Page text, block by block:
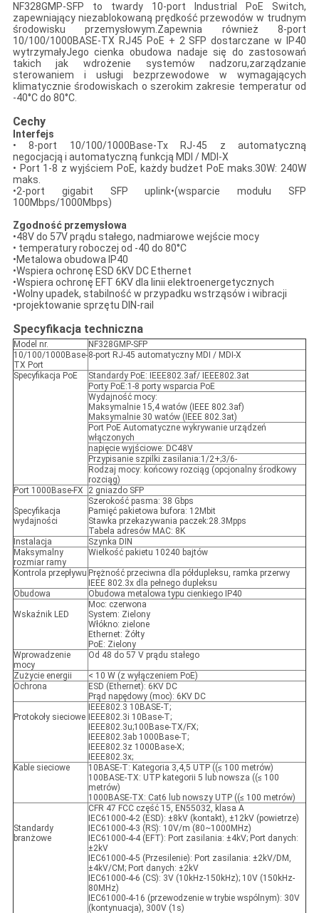
NF328GMP-SFP to twardy 10-port Industrial PoE Switch,
zapewniający niezablokowaną prędkość przewodów w trudnym
środowisku przemysłowym.Zapewnia również 8-port
10/100/1000BASE-TX RJ45 PoE + 2 SFP dostarczane w IP40
wytrzymałyJego cienka obudowa nadaje się do zastosowań
takich jak wdrożenie systemów nadzoru,zarządzanie
sterowaniem i usługi bezprzewodowe w wymagających
klimatycznie środowiskach o szerokim zakresie temperatur od
-40°C do 80°C.
Cechy
Interfejs
• 8-port 10/100/1000Base-Tx RJ-45 z automatyczną
negocjacją i automatyczną funkcją MDI / MDI-X
• Port 1-8 z wyjściem PoE, każdy budżet PoE maks.30W: 240W
maks.
•2-port gigabit SFP uplink•(wsparcie modułu SFP
100Mbps/1000Mbps)
Zgodność przemysłowa
•48V do 57V prądu stałego, nadmiarowe wejście mocy
• temperatury roboczej od -40 do 80°C
•Metalowa obudowa IP40
•Wspiera ochronę ESD 6KV DC Ethernet
•Wspiera ochronę EFT 6KV dla linii elektroenergetycznych
•Wolny upadek, stabilność w przypadku wstrząsów i wibracji
•projektowanie sprzętu DIN-rail
Specyfikacja techniczna
Model nr.
NF328GMP-SFP
10/100/1000Base-
TX Port
8-port RJ-45 automatyczny MDI / MDI-X
Specyfikacja PoE
Standardy PoE: IEEE802.3af/ IEEE802.3at
Porty PoE:1-8 porty wsparcia PoE
Wydajność mocy:
Maksymalnie 15,4 watów (IEEE 802.3af)
Maksymalnie 30 watów (IEEE 802.3at)
Port PoE Automatyczne wykrywanie urządzeń
włączonych
napięcie wyjściowe: DC48V
Przypisanie szpilki zasilania:1/2+;3/6-
Rodzaj mocy: końcowy rozciąg (opcjonalny środkowy
rozciąg)
Port 1000Base-FX
2 gniazdo SFP
Specyfikacja
wydajności
Szerokość pasma: 38 Gbps
Pamięć pakietowa bufora: 12Mbit
Stawka przekazywania paczek:28.3Mpps
Tabela adresów MAC: 8K
Instalacja
Szynka DIN
Maksymalny
rozmiar ramy
Wielkość pakietu 10240 bajtów
Kontrola przepływu Prężność przeciwna dla półdupleksu, ramka przerwy
IEEE 802.3x dla pełnego dupleksu
Obudowa
Obudowa metalowa typu cienkiego IP40
Wskaźnik LED
Moc: czerwona
System: Zielony
Włókno: zielone
Ethernet: Żółty
PoE: Zielony
Wprowadzenie
mocy
Od 48 do 57 V prądu stałego
Zużycie energii
< 10 W (z wyłączeniem PoE)
Ochrona
ESD (Ethernet): 6KV DC
Prąd napędowy (moc): 6KV DC
Protokoły sieciowe
IEEE802.3 10BASE-T;
IEEE802.3i 10Base-T;
IEEE802.3u;100Base-TX/FX;
IEEE802.3ab 1000Base-T;
IEEE802.3z 1000Base-X;
IEEE802.3x;
Kable sieciowe
10BASE-T: Kategoria 3,4,5 UTP ((≤ 100 metrów)
100BASE-TX: UTP kategorii 5 lub nowsza ((≤ 100
metrów)
1000BASE-TX: Cat6 lub nowszy UTP ((≤ 100 metrów)
Standardy
branżowe
CFR 47 FCC część 15, EN55032, klasa A
IEC61000-4-2 (ESD): ±8kV (kontakt), ±12kV (powietrze)
IEC61000-4-3 (RS): 10V/m (80~1000MHz)
IEC61000-4-4 (EFT): Port zasilania: ±4kV; Port danych:
±2kV
IEC61000-4-5 (Przesilenie): Port zasilania: ±2kV/DM,
±4kV/CM; Port danych: ±2kV
IEC61000-4-6 (CS): 3V (10kHz-150kHz); 10V (150kHz-
80MHz)
IEC61000-4-16 (przewodzenie w trybie wspólnym): 30V
(kontynuacja), 300V (1s)